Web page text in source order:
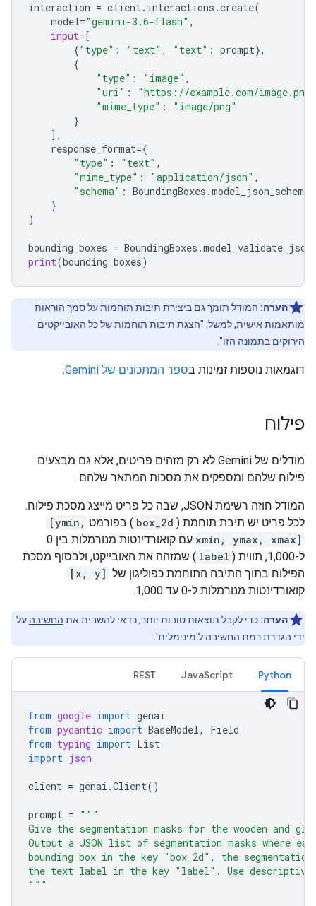
interaction = client. interactions .create(
model="gemini-3.6-flash" ,
input=[
{"type" : "text" , "text" : prompt},
{
"type" : "image" ,
"uri" :
"https://example.com/image.png"
"mime_type" :
"image/png"
}
],
response_format={
"type" : "text" ,
"mime_type" : "application/json" ,
"schema" : BoundingBoxes .model_json_schema
}
)
bounding_boxes = BoundingBoxes .model_validate_json
print(bounding_boxes)
הערה: המודל תומך גם ביצירת תיבות תוחמות על סמך הוראות
מותאמות אישית, למשל: "הצגת תיבות תוחמות של כל האובייקטים
הירוקים בתמונה הזו".
דוגמאות נוספות זמינות בספר המתכונים של Gemini .
פילוח
מודלים של Gemini לא רק מזהים פריטים, אלא גם מבצעים
פילוח שלהם ומספקים את מסכות המתאר שלהם.
המודל חוזה רשימת JSON, שבה כל פריט מייצג מסכת פילוח.
לכל פריט יש תיבת תוחמת ( box_2d ) בפורמט [ymin,
xmin, ymax, xmax]
עם קואורדינטות מנורמלות בין 0
ל-1,000, תווית (
label ) שמזהה את האובייקט, ולבסוף מסכת
הפילוח בתוך התיבה התוחמת כפוליגון של [x, y]
קואורדינטות מנורמלות ל-0 עד 1,000.
הערה: כדי לקבל תוצאות טובות יותר, כדאי להשבית את החשיבה על
ידי הגדרת רמת החשיבה ל'מינימלית'.
Python
JavaScript
REST
from google import genai
from pydantic import BaseModel,
Field
from typing import List
import json
client = genai .Client()
prompt = """
Give the segmentation masks for the wooden and
Output a JSON list of segmentation masks where
bounding box in the key "box_2d", the
the text label in the key "label". Use
"""